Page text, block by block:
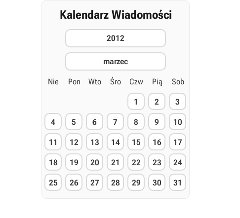
Kalendarz Wiadomości
2012
marzec
Nie Pon Wto Śro Czw Pią Sob
1 2 3
4 5 6 7 8 9 10
11 12 13 14 15 16 17
18 19 20 21 22 23 24
25 26 27 28 29 30 31